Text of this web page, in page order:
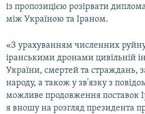
із пропозицією розірвати
між Україною та Іраном.
«З урахуванням численних
іранськими дронами цивільній
України, смертей та страждань,
народу, а також у зв'язку з
можливе продовження поставок
я вношу на розгляд президента